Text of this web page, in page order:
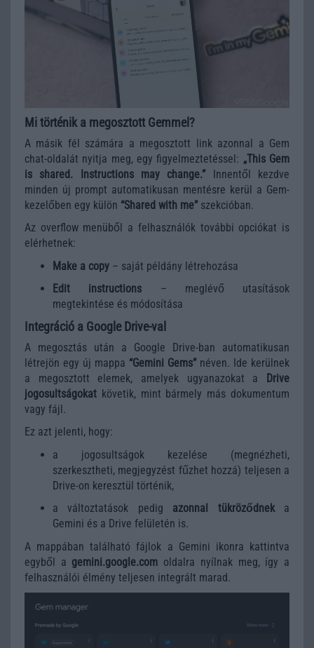
Mi történik a megosztott Gemmel?
A másik fél számára a megosztott link azonnal a Gem
chat-oldalát nyitja meg, egy figyelmeztetéssel: „This Gem
is shared. Instructions may change.” Innentől kezdve
minden új prompt automatikusan mentésre kerül a Gem-
kezelőben egy külön “Shared with me” szekcióban.
Az overflow menüből a felhasználók további opciókat is
elérhetnek:
Make a copy – saját példány létrehozása
Edit instructions – meglévő utasítások
megtekintése és módosítása
Integráció a Google Drive-val
A megosztás után a Google Drive-ban automatikusan
létrejön egy új mappa “Gemini Gems” néven. Ide kerülnek
a megosztott elemek, amelyek ugyanazokat a
Drive
jogosultságokat követik, mint bármely más dokumentum
vagy fájl.
Ez azt jelenti, hogy:
a jogosultságok kezelése (megnézheti,
szerkesztheti, megjegyzést fűzhet hozzá) teljesen a
Drive-on keresztül történik,
a változtatások pedig azonnal tükröződneka
Gemini és a Drive felületén is.
A mappában található fájlok a Gemini ikonra kattintva
egyből a gemini.google.com oldalra nyílnak meg, így a
felhasználói élmény teljesen integrált marad.